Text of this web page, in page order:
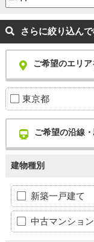
さらに絞り込ん
ご希望のエリ
東京都
ご希望の沿線
建物種別
新築一戸建て
中古マンション